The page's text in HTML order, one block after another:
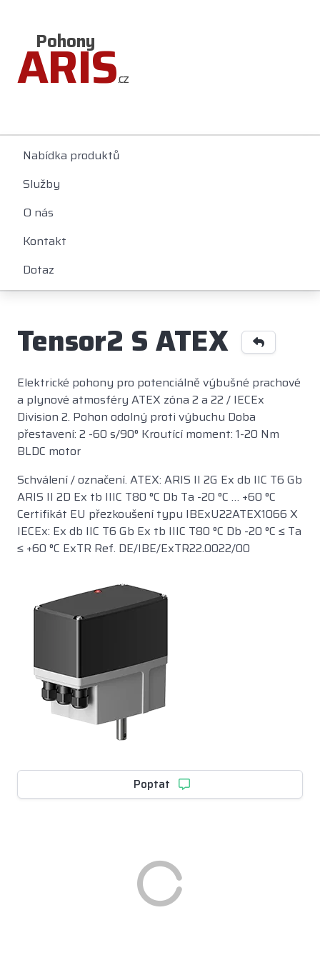
Pohony
ARIS.cz
Nabídka produktů
Služby
O nás
Kontakt
Dotaz
Tensor2 S ATEX
Elektrické pohony pro potenciálně výbušné prachové
a plynové atmosféry ATEX zóna 2 a 22 / IECEx
Division 2. Pohon odolný proti výbuchu Doba
přestavení: 2 -60 s/90° Kroutící moment: 1-20 Nm
BLDC motor
Schválení / označení. ATEX: ARIS II 2G Ex db IIC T6 Gb
ARIS II 2D Ex tb IIIC T80 °C Db Ta -20 °C … +60 °C
Certifikát EU přezkoušení typu IBExU22ATEX1066 X
IECEx: Ex db IIC T6 Gb Ex tb IIIC T80 °C Db -20 °C ≤ Ta
≤ +60 °C ExTR Ref. DE/IBE/ExTR22.0022/00
Poptat